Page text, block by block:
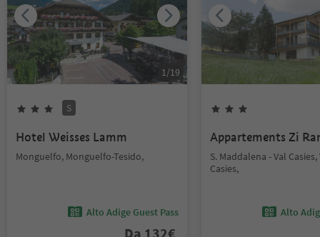
1/19
S
Hotel Weisses Lamm
Monguelfo, Monguelfo-Tesido,
Alto Adige Guest Pass
Da 132€
Appartements Zi
S. Maddalena - Val
Casies,
Alto